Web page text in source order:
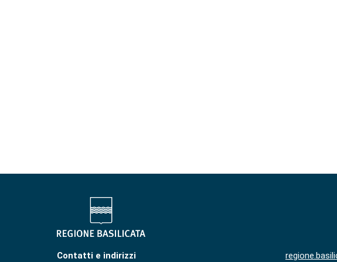
Contatti e indirizzi